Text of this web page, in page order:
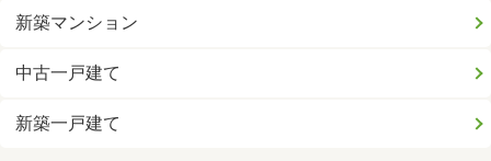
新築マンション
中古一戸建て
新築一戸建て